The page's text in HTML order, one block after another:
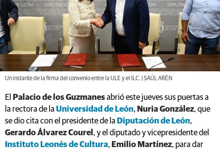
Un instante de la firma del convenio entre la ULE y el ILC. | SAÚL ARÉN
El Palacio de los Guzmanesabrió este jueves sus puertas a
la rectora de la Universidad de León, Nuria González, que
se dio cita con el presidente de la Diputación de León,
Gerardo Álvarez Courel , y el diputado y vicepresidente del
Instituto Leonés de Cultura, Emilio Martínez, para dar